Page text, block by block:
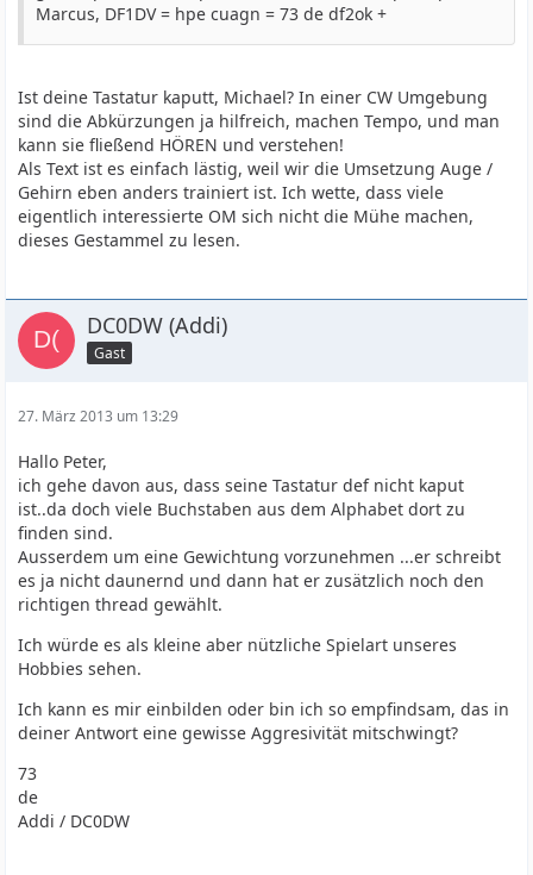
Marcus, DF1DV = hpe cuagn = 73 de df2ok +
Ist deine Tastatur kaputt, Michael? In einer CW Umgebung
sind die Abkürzungen ja hilfreich, machen Tempo, und man
kann sie fließend HÖREN und verstehen!
Als Text ist es einfach lästig, weil wir die Umsetzung Auge /
Gehirn eben anders trainiert ist. Ich wette, dass viele
eigentlich interessierte OM sich nicht die Mühe machen,
dieses Gestammel zu lesen.
DC0DW (Addi)
Gast
27. März 2013 um 13:29
Hallo Peter,
ich gehe davon aus, dass seine Tastatur def nicht kaput
ist..da doch viele Buchstaben aus dem Alphabet dort zu
finden sind.
Ausserdem um eine Gewichtung vorzunehmen ...er schreibt
es ja nicht daunernd und dann hat er zusätzlich noch den
richtigen thread gewählt.
Ich würde es als kleine aber nützliche Spielart unseres
Hobbies sehen.
Ich kann es mir einbilden oder bin ich so empfindsam, das in
deiner Antwort eine gewisse Aggresivität mitschwingt?
73
de
Addi / DC0DW